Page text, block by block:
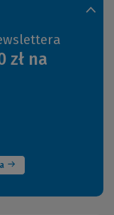
zł na